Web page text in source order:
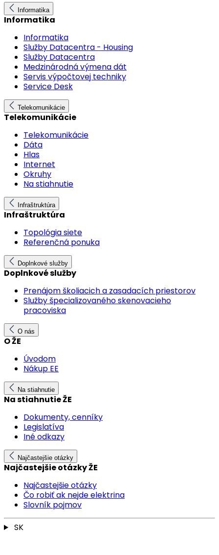
Informatika
Informatika
Informatika
Služby Datacentra - Housing
Služby Datacentra
Medzinárodná výmena dát
Servis výpočtovej techniky
Service Desk
Telekomunikácie
Telekomunikácie
Telekomunikácie
Dáta
Hlas
Internet
Okruhy
Na stiahnutie
Infraštruktúra
Infraštruktúra
Topológia siete
Referenčná ponuka
Doplnkové služby
Doplnkové služby
Prenájom školiacich a zasadacích priestorov
Služby špecializovaného skenovacieho
pracoviska
O nás
O ŽE
Úvodom
Nákup EE
Na stiahnutie
Na stiahnutie ŽE
Dokumenty, cenníky
Legislatíva
Iné odkazy
Najčastejšie otázky
Najčastejšie otázky ŽE
Najčastejšie otázky
Čo robiť ak nejde elektrina
Slovník pojmov
SK